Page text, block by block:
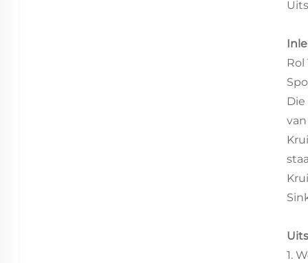
Rol
1.